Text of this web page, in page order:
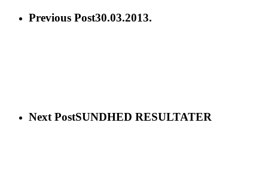
Previous Post30.03.2013.
Next PostSUNDHED RESULTATER